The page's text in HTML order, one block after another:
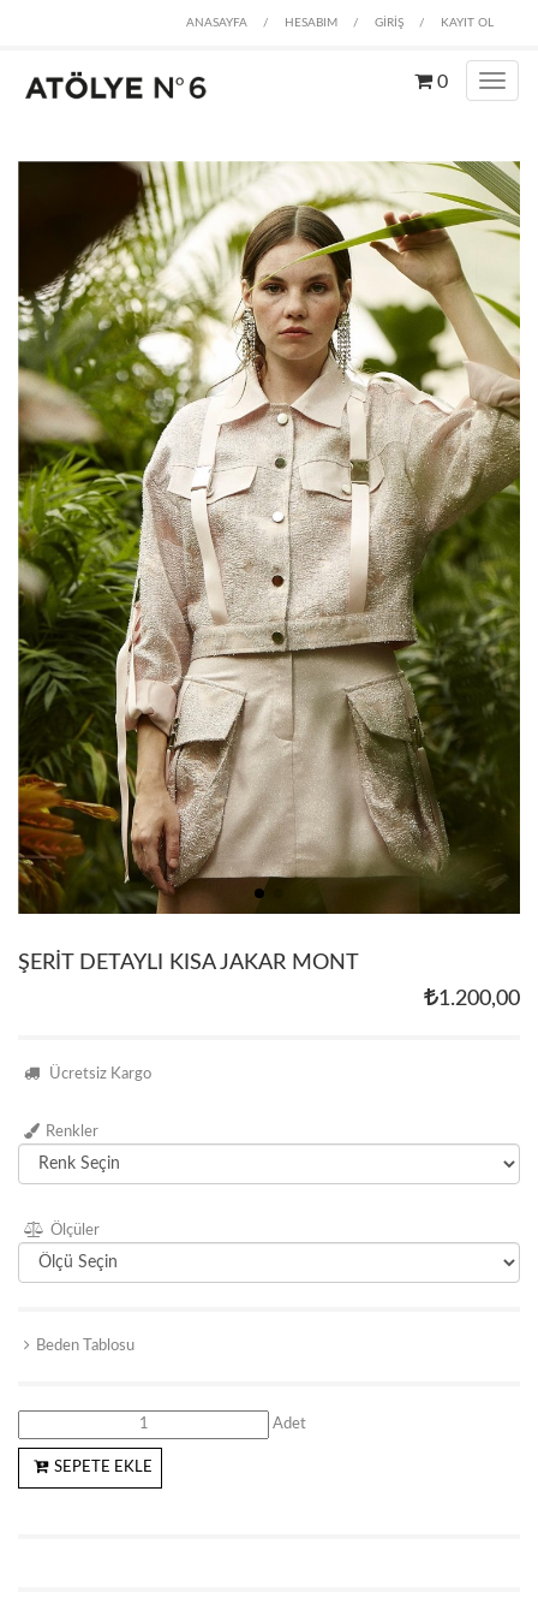
ANASAYFA / HESABIM / GİRİŞ / KAYIT OL
0
ŞERİT DETAYLI KISA JAKAR MONT
1.200,00
Ücretsiz Kargo
Renkler
Ölçüler
Beden Tablosu
Adet
SEPETE EKLE